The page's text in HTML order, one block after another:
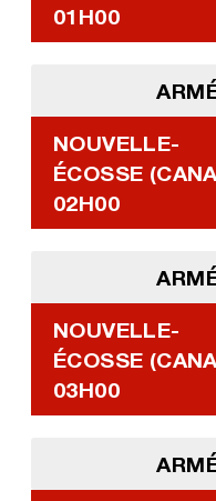
01H00
NOUVELLE-
ÉCOSSE
02H00
NOUVELLE-
ÉCOSSE
03H00